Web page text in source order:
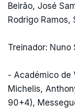
Beirão, José
Rodrigo Ramos,
Treinador: Nuno
- Académico de
Michelis,
90+4),